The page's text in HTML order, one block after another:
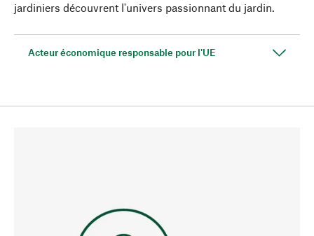
jardiniers découvrent l'univers passionnant du jardin.
Acteur économique responsable pour l'UE